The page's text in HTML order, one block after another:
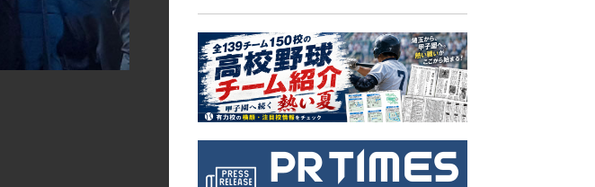
街宣参加者と抗議する市民で騒然となる川口駅前＝3月17日、川口市